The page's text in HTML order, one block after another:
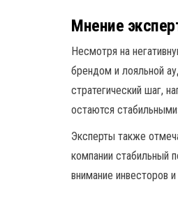
Мнение
Несмотря на
брендом и лояльной
стратегический шаг,
остаются
Эксперты также
компании стабильный
внимание инвесторов